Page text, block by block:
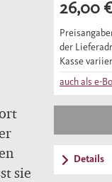
sie
26,00
der
Kasse
auch als e-
Details